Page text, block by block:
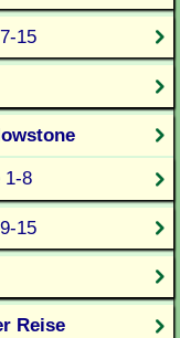
15
1-8
15
Reise